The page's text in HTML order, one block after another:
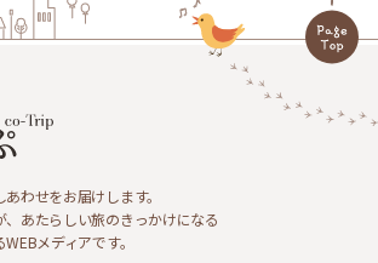
わせをお届けします。
、あたらしい旅のきっかけになる
メディアです。